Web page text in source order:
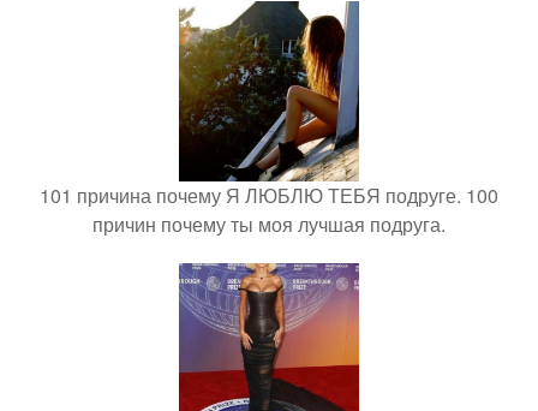
101 причина почему Я ЛЮБЛЮ ТЕБЯ подруге. 100
причин почему ты моя лучшая подруга.